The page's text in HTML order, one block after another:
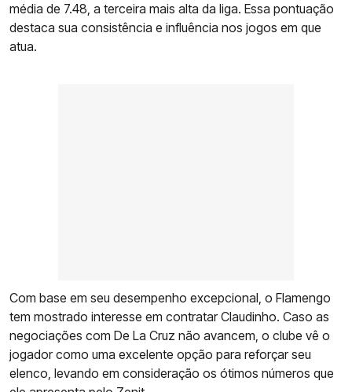
média de 7.48, a terceira mais alta da liga. Essa pontuação
destaca sua consistência e influência nos jogos em que
atua.
Com base em seu desempenho excepcional, o Flamengo
tem mostrado interesse em contratar Claudinho. Caso as
negociações com De La Cruz não avancem, o clube vê o
jogador como uma excelente opção para reforçar seu
elenco, levando em consideração os ótimos números que